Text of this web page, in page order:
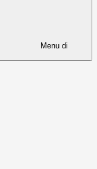
Menu di